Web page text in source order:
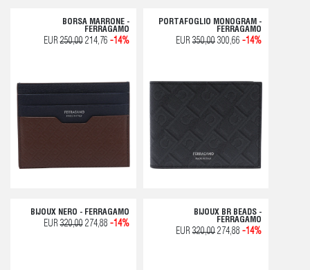
BORSA MARRONE -
FERRAGAMO
EUR250,00214,76 -14%
PORTAFOGLIO MONOGRAM -
FERRAGAMO
EUR 350,00 300,66 -14%
BIJOUX NERO - FERRAGAMO
EUR320,00274,88 -14%
BIJOUX BR BEADS -
FERRAGAMO
EUR 320,00 274,88 -14%